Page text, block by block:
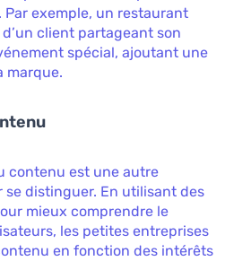
Par exemple, un restaurant
client partageant son
spécial, ajoutant une
marque.
contenu est une autre
distinguer. En utilisant des
mieux comprendre le
les petites entreprises
en fonction des intérêts